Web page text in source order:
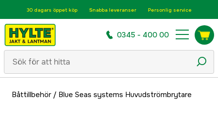
30 dagars öppet köp Snabba leveranser Personlig service
0345 - 400 00
Båttillbehör/ Blue Seas systems Huvudströmbrytare